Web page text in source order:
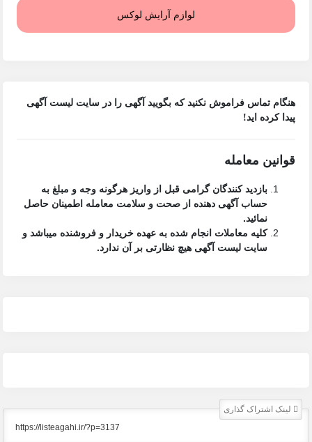
لوازم آرایش لوکس
هنگام تماس فراموش نکنید که بگویید آگهی را درسایت لیست آگهی
پیدا کرده اید!
قوانین معامله
بازدید کنندگان گرامی قبل از واریز هرگونه وجه و مبلغ به
حساب آگهی دهنده از صحت و سلامت معامله اطمینان حاصل
نمائید.
کلیه معاملات انجام شده به عهده خریدار و فروشنده میباشد و
سایت لیست آگهی هیچ نظارتی بر آن ندارد.
لینک اشتراک گذاری